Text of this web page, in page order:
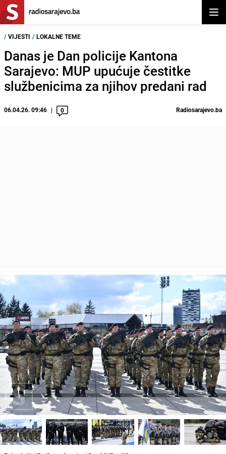
/ VIJESTI / LOKALNE TEME
Danas je Dan policije Kantona
Sarajevo: MUP upućuje čestitke
službenicima za njihov predani rad
06.04.26. 09:46 0 Radiosarajevo.ba